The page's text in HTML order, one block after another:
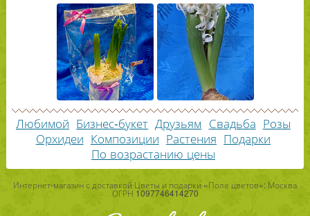
Любимой Бизнес-букет Друзьям Свадьба Розы
Орхидеи Композиции Растения Подарки
По возрастанию цены
Интернет-магазин с доставкой Цветы и подарки «Поле цветов»: Москва
ОГРН 1097746414270